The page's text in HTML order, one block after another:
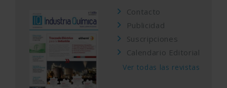
Contacto
Publicidad
Suscripciones
Calendario Editorial
Ver todas las revistas